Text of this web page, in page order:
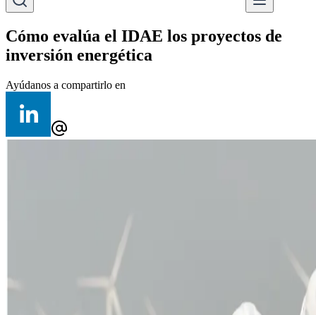
Cómo evalúa el IDAE los proyectos de
inversión energética
Ayúdanos a compartirlo en